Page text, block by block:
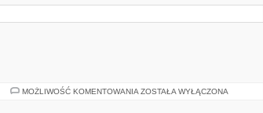
MOŻLIWOŚĆ KOMENTOWANIA GEOMETRIA
ZOSTAŁA WYŁĄCZONA